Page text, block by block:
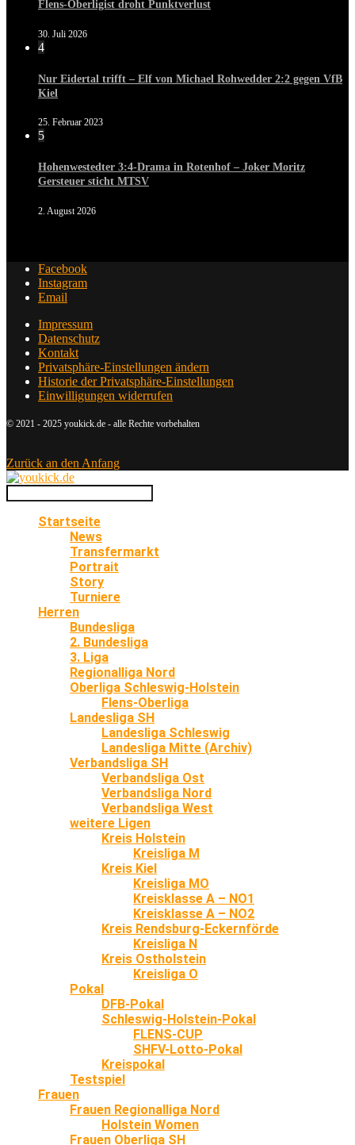
Flens-Oberligist droht Punktverlust
30. Juli 2026
4
Nur Eidertal trifft – Elf von Michael Rohwedder 2:2 gegen VfB
Kiel
25. Februar 2023
5
Hohenwestedter 3:4-Drama in Rotenhof – Joker Moritz
Gersteuer sticht MTSV
2. August 2026
Facebook
Instagram
Email
Impressum
Datenschutz
Kontakt
Privatsphäre-Einstellungen ändern
Historie der Privatsphäre-Einstellungen
Einwilligungen widerrufen
© 2021 - 2025 youkick.de - alle Rechte vorbehalten
Zurück an den Anfang
Startseite
News
Transfermarkt
Portrait
Story
Turniere
Herren
Bundesliga
2. Bundesliga
3. Liga
Regionalliga Nord
Oberliga Schleswig-Holstein
Flens-Oberliga
Landesliga SH
Landesliga Schleswig
Landesliga Mitte (Archiv)
Verbandsliga SH
Verbandsliga Ost
Verbandsliga Nord
Verbandsliga West
weitere Ligen
Kreis Holstein
Kreisliga M
Kreis Kiel
Kreisliga MO
Kreisklasse A – NO1
Kreisklasse A – NO2
Kreis Rendsburg-Eckernförde
Kreisliga N
Kreis Ostholstein
Kreisliga O
Pokal
DFB-Pokal
Schleswig-Holstein-Pokal
FLENS-CUP
SHFV-Lotto-Pokal
Kreispokal
Testspiel
Frauen
Frauen Regionalliga Nord
Holstein Women
Frauen Oberliga SH